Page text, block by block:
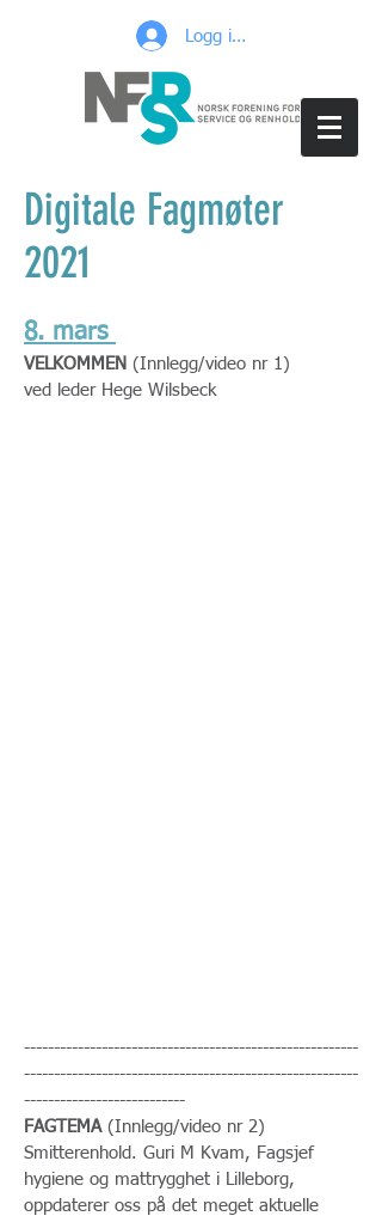
Logg inn
Digitale Fagmøter
2021
8. mars
VELKOMMEN (Innlegg/video nr 1)
ved leder Hege Wilsbeck
--------------------------------------------------------
--------------------------------------------------------
---------------------------
FAGTEMA(Innlegg/video nr 2)
Smitterenhold. Guri M Kvam, Fagsjef
hygiene og mattrygghet i Lilleborg,
oppdaterer oss på det meget aktuelle